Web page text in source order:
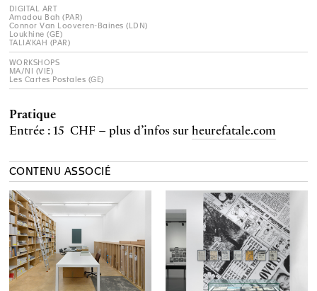
DIGITAL ART
Amadou Bah (PAR)
Connor Van Looveren-Baines (LDN)
Loukhine (GE)
TALIA’KAH (PAR)
WORKSHOPS
MA/NI (VIE)
Les Cartes Postales (GE)
Pratique
Entrée : 15 CHF – plus d’infos surheurefatale.com
CONTENU ASSOCIÉ